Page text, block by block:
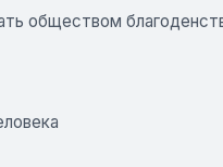
обществом